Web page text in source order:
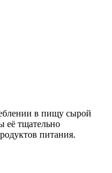
в пищу сырой
её тщательно
питания.